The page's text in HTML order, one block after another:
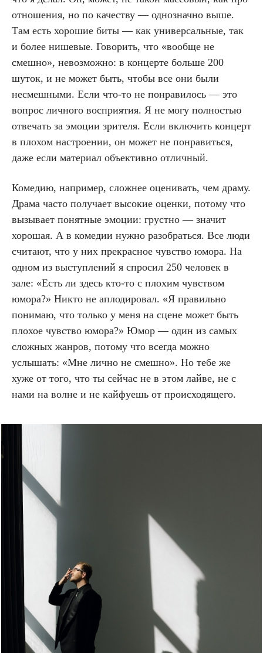
отношения, но по качеству — однозначно выше.
Там есть хорошие биты — как универсальные, так
и более нишевые. Говорить, что «вообще не
смешно», невозможно: в концерте больше 200
шуток, и не может быть, чтобы все они были
несмешными. Если что-то не понравилось — это
вопрос личного восприятия. Я не могу полностью
отвечать за эмоции зрителя. Если включить концерт
в плохом настроении, он может не понравиться,
даже если материал объективно отличный.
Комедию, например, сложнее оценивать, чем драму.
Драма часто получает высокие оценки, потому что
вызывает понятные эмоции: грустно — значит
хорошая. А в комедии нужно разобраться. Все люди
считают, что у них прекрасное чувство юмора. На
одном из выступлений я спросил 250 человек в
зале: «Есть ли здесь кто-то с плохим чувством
юмора?» Никто не аплодировал. «Я правильно
понимаю, что только у меня на сцене может быть
плохое чувство юмора?» Юмор — один из самых
сложных жанров, потому что всегда можно
услышать: «Мне лично не смешно». Но тебе же
хуже от того, что ты сейчас не в этом лайве, не с
нами на волне и не кайфуешь от происходящего.